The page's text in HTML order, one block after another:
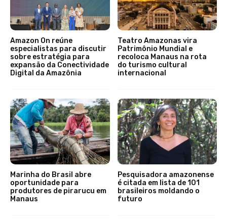
Amazon On reúne
especialistas para discutir
sobre estratégia para
expansão da Conectividade
Digital da Amazônia
Teatro Amazonas vira
Patrimônio Mundial e
recoloca Manaus na rota
do turismo cultural
internacional
Marinha do Brasil abre
oportunidade para
produtores de pirarucu em
Manaus
Pesquisadora amazonense
é citada em lista de 101
brasileiros moldando o
futuro